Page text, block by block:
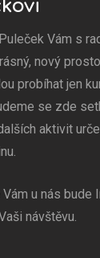
Vám s
nový
probíhat jen
se zde
aktivit
u nás bude
návštěvu.